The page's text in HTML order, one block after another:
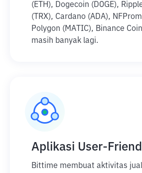
(ETH), Dogecoin (DOGE),
(TRX), Cardano (ADA),
Polygon (MATIC), Binance
masih banyak lagi.
Aplikasi User-
Bittime membuat aktivitas